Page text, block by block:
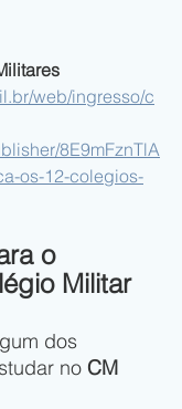
web/ingresso/c
8E9mFznTlA
os-12-colegios-
o
Militar
dos
no CM